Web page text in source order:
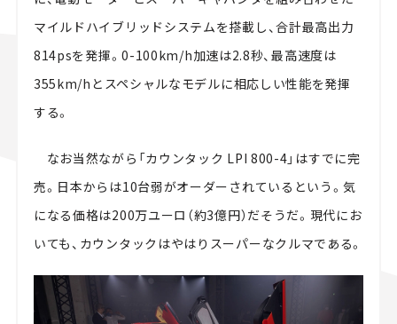
マイルドハイブリッドシステムを搭載し、合計最高出力
814psを発揮。0-100km/h加速は2.8秒、最高速度は
355km/hとスペシャルなモデルに相応しい性能を発揮
する。
なお当然ながら「カウンタック LPI 800-4」はすでに完
売。日本からは10台弱がオーダーされているという。気
になる価格は200万ユーロ（約3億円）だそうだ。現代にお
いても、カウンタックはやはりスーパーなクルマである。